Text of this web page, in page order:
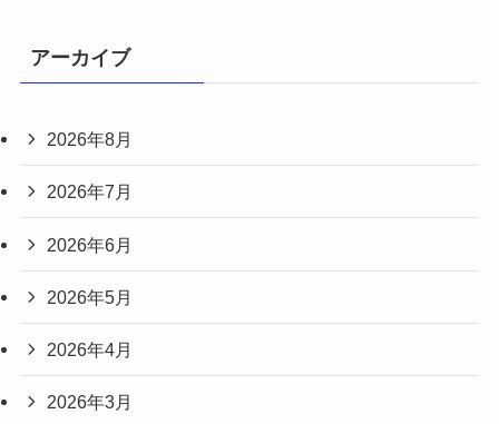
アーカイブ
2026年8月
2026年7月
2026年6月
2026年5月
2026年4月
2026年3月